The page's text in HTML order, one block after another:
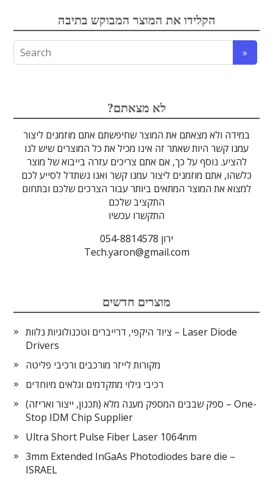
אופטיקה
אופטומכניקה ובקרת תנועה
סיבים אופטיים
מקורות אור
מוליכי אור
לדים
הדמיה ומצלמות
גלאים וחיישנים
מסננים אופטיים
לייזרים ומוצרי בטיחות לייזר
גבישים
ספקטרוסקופיה
אלקטרוניקה
מיגון קרינה
עדשות
מתקנים לרפואה
טרה-הרץ
מוצרי קוורץ
זכוכיות וציפויים
מוצרים אחרים
הקלידו את המוצר המבוקש בתיבה
?לא מצאתם
במידה ולא מצאתם את המוצר שחיפשתם אתם מוזמנים ליצור
עמנו קשר היות שאתר זה אינו מכיל את כל המוצרים שיש לנו
להציע. נוסף על כך, אם אתם צריכים עזרה בייבוא של מוצר
כלשהו, אתם מוזמנים ליצור עמנו קשר ואנו נשתדל לסייע לכם
למצוא את המוצר המתאים ביותר עבור הצרכים שלכם ובתחום
התקציב שלכם
התקשרו עכשיו
ירון 054-8814578
Tech.yaron@gmail.com
מוצרים חדשים
ציוד היקפי, דרייברים וטכנולוגיות נלוות – Laser Diode
Drivers
מקורות לייזר מורכבים ורכיבי פליטה
רכיבי גילוי מתקדמים וגלאים מיוחדים
ספק שבבים המספק מענה מלא (תכנון, ייצור ואריזה) – One-
Stop IDM Chip Supplier
Ultra Short Pulse Fiber Laser 1064nm
3mm Extended InGaAs Photodiodes bare die –
ISRAEL